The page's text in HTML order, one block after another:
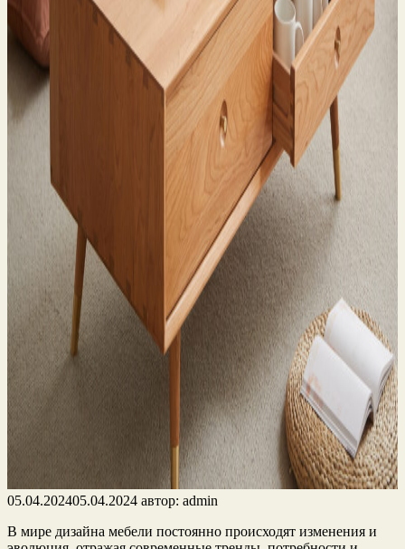
05.04.202405.04.2024 автор: admin
В мире дизайна мебели постоянно происходят изменения и